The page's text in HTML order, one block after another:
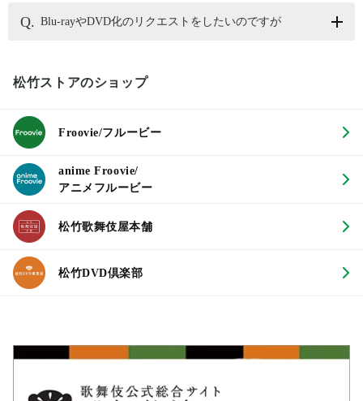
Blu-rayやDVD化のリクエストをしたいのですが
松竹ストアのショップ
Froovie/フルービー
anime Froovie/
アニメフルービー
松竹歌舞伎屋本舗
松竹DVD倶楽部